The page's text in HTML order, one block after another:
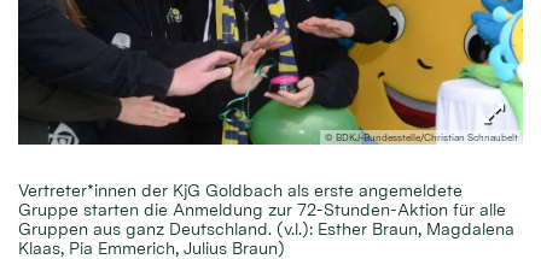
© BDKJ-Bundesstelle/Christian Schnaubelt
Vertreter*innen der KjG Goldbach als erste angemeldete
Gruppe starten die Anmeldung zur 72-Stunden-Aktion für alle
Gruppen aus ganz Deutschland. (v.l.): Esther Braun, Magdalena
Klaas, Pia Emmerich, Julius Braun)